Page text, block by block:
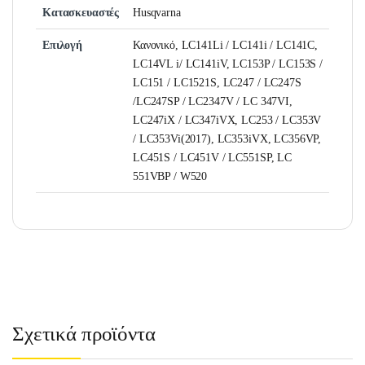
Κατασκευαστές Husqvarna
Επιλογή
Κανονικό, LC141Li / LC141i / LC141C,
LC14VL i/ LC141iV, LC153P / LC153S /
LC151 / LC1521S, LC247 / LC247S
/LC247SP / LC2347V / LC 347VI,
LC247iX / LC347iVX, LC253 / LC353V
/ LC353Vi(2017), LC353iVX, LC356VP,
LC451S / LC451V / LC551SP, LC
551VBP / W520
Σχετικά προϊόντα